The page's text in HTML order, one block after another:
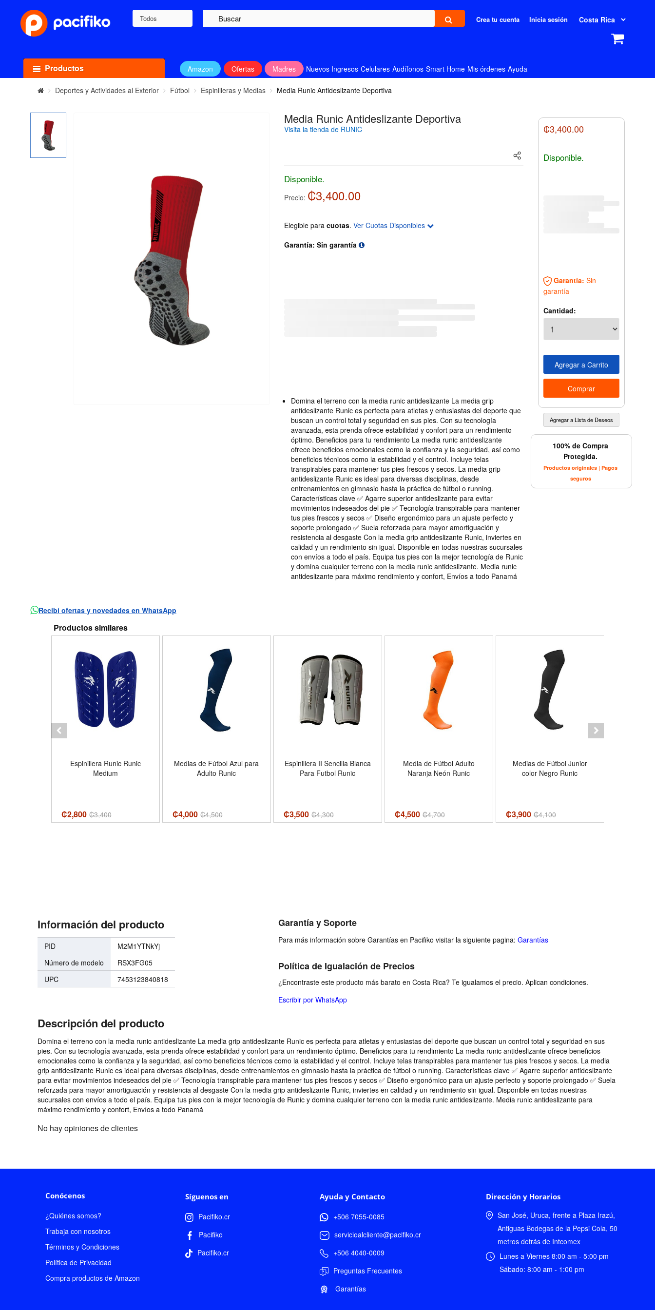
Todos Crea tu cuenta Inicia sesión
Productos Amazon Ofertas Madres Nuevos Ingresos Celulares Audífonos Smart Home Mis órdenes Ayuda
Deportes y Actividades al Exterior Fútbol Espinilleras y Medias Media Runic Antideslizante Deportiva
Media Runic Antideslizante Deportiva
Visita la tienda de RUNIC
Disponible.
Precio: ₡3,400.00
Elegible para cuotas. Ver Cuotas Disponibles
Garantía: Sin garantía
Domina el terreno con la media runic antideslizante La media grip
antideslizante Runic es perfecta para atletas y entusiastas del deporte que
buscan un control total y seguridad en sus pies. Con su tecnología
avanzada, esta prenda ofrece estabilidad y confort para un rendimiento
óptimo. Beneficios para tu rendimiento La media runic antideslizante
ofrece beneficios emocionales como la confianza y la seguridad, así como
beneficios técnicos como la estabilidad y el control. Incluye telas
transpirables para mantener tus pies frescos y secos. La media grip
antideslizante Runic es ideal para diversas disciplinas, desde
entrenamientos en gimnasio hasta la práctica de fútbol o running.
Características clave ✅ Agarre superior antideslizante para evitar
movimientos indeseados del pie ✅ Tecnología transpirable para mantener
tus pies frescos y secos ✅ Diseño ergonómico para un ajuste perfecto y
soporte prolongado ✅ Suela reforzada para mayor amortiguación y
resistencia al desgaste Con la media grip antideslizante Runic, inviertes en
calidad y un rendimiento sin igual. Disponible en todas nuestras sucursales
con envíos a todo el país. Equipa tus pies con la mejor tecnología de Runic
y domina cualquier terreno con la media runic antideslizante. Media runic
antideslizante para máximo rendimiento y confort, Envíos a todo Panamá
₡3,400.00
Disponible.
Garantía: Sin
garantía
Cantidad:
100% de Compra
Protegida.
Productos originales | Pagos
seguros
Recibí ofertas y novedades en WhatsApp
Productos similares
Espinillera Runic Runic
Medium
₡2,800 ₡3,400
Medias de Fútbol Azul para
Adulto Runic
₡4,000 ₡4,500
Espinillera II Sencilla Blanca
Para Futbol Runic
₡3,500 ₡4,300
Media de Fútbol Adulto
Naranja Neón Runic
₡4,500 ₡4,700
Medias de Fútbol Junior
color Negro Runic
₡3,900 ₡4,100
Información del producto
PID
M2M1YTNkYj
Número de modelo
RSX3FG05
UPC
7453123840818
Garantía y Soporte
Para más información sobre Garantías en Pacifiko visitar la siguiente pagina: Garantías
Política de Igualación de Precios
¿Encontraste este producto más barato en Costa Rica? Te igualamos el precio. Aplican condiciones.
Escribir por WhatsApp
Descripción del producto
Domina el terreno con la media runic antideslizante La media grip antideslizante Runic es perfecta para atletas y entusiastas del deporte que buscan un control total y seguridad en sus
pies. Con su tecnología avanzada, esta prenda ofrece estabilidad y confort para un rendimiento óptimo. Beneficios para tu rendimiento La media runic antideslizante ofrece beneficios
emocionales como la confianza y la seguridad, así como beneficios técnicos como la estabilidad y el control. Incluye telas transpirables para mantener tus pies frescos y secos. La media
grip antideslizante Runic es ideal para diversas disciplinas, desde entrenamientos en gimnasio hasta la práctica de fútbol o running. Características clave ✅ Agarre superior antideslizante
para evitar movimientos indeseados del pie ✅ Tecnología transpirable para mantener tus pies frescos y secos ✅ Diseño ergonómico para un ajuste perfecto y soporte prolongado ✅ Suela
reforzada para mayor amortiguación y resistencia al desgaste Con la media grip antideslizante Runic, inviertes en calidad y un rendimiento sin igual. Disponible en todas nuestras
sucursales con envíos a todo el país. Equipa tus pies con la mejor tecnología de Runic y domina cualquier terreno con la media runic antideslizante. Media runic antideslizante para
máximo rendimiento y confort, Envíos a todo Panamá
No hay opiniones de clientes
Conócenos
¿Quiénes somos?
Trabaja con nosotros
Términos y Condiciones
Política de Privacidad
Compra productos de Amazon
Síguenos en
Pacifiko.cr
Pacifiko
Pacifiko.cr
Ayuda y Contacto
+506 7055-0085
servicioalcliente@pacifiko.cr
+506 4040-0009
Preguntas Frecuentes
Garantías
Dirección y Horarios
San José, Uruca, frente a Plaza Irazú,
Antiguas Bodegas de la Pepsi Cola, 50
metros detrás de Intcomex
Lunes a Viernes 8:00 am - 5:00 pm
Sábado: 8:00 am - 1:00 pm